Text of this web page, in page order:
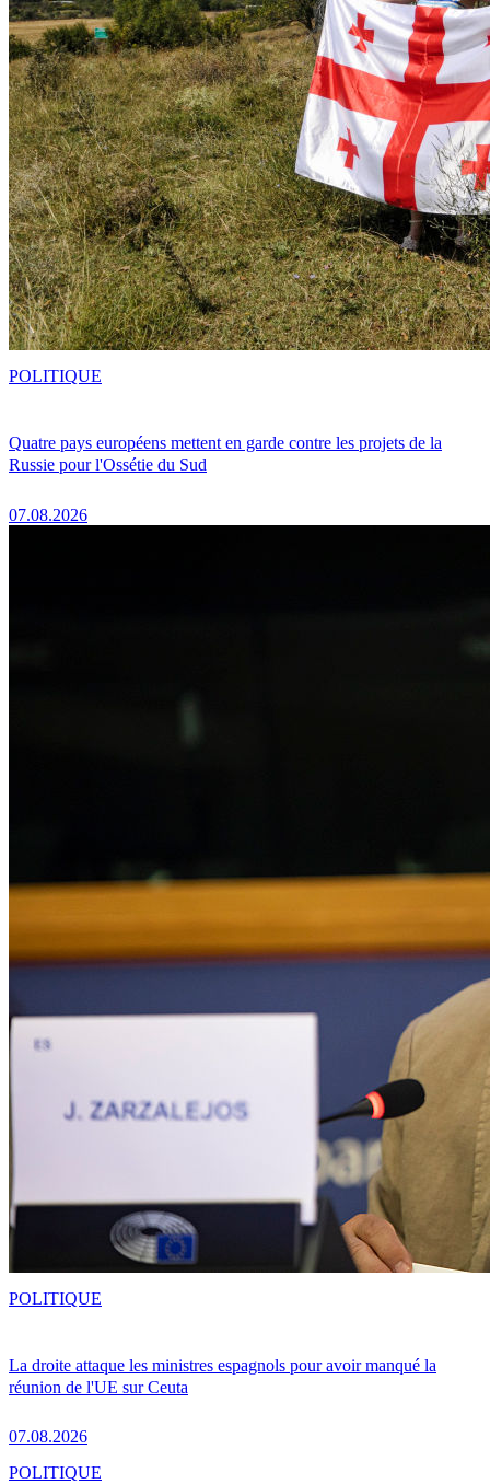
Quatre pays européens mettent en garde contre les projets de la
Russie pour l'Ossétie du Sud
07.08.2026
POLITIQUE
La droite attaque les ministres espagnols pour avoir manqué la
réunion de l'UE sur Ceuta
07.08.2026
POLITIQUE
POLITIQUE